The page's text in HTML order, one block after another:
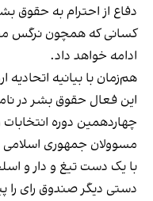
دفاع از احترام به حقوق
کسانی که همچون نرگس
ادامه خواهد داد.
هم‌زمان با بیانیه اتحادیه
این فعال حقوق بشر در
چهاردهمین دوره
مسوولان جمهوری
با یک دست تیغ و دار و
دستی دیگر صندوق رای را